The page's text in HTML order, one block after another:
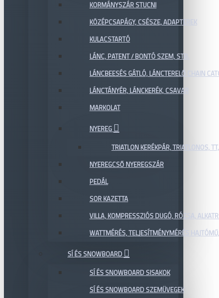
KORMÁNYSZÁR STUCNI
KÖZÉPCSAPÁGY, CSÉSZE, ADAPTEREK
KULACSTARTÓ
LÁNC, PATENT / BONTÓ SZEM, STB.
LÁNCBEESÉS GÁTLÓ, LÁNCTERELŐ CHAIN
LÁNCTÁNYÉR, LÁNCKERÉK, CSAVAR
MARKOLAT
NYEREG
TRIATLON KERÉKPÁR, TRIATLONOS,
NYEREGCSŐ NYEREGSZÁR
PEDÁL
SOR KAZETTA
VILLA, KOMPRESSZIÓS DUGÓ, RÓZSA,
WATTMÉRÉS, TELJESÍTMÉNYMÉRÉS
SÍ ÉS SNOWBOARD
SÍ ÉS SNOWBOARD SISAKOK
SÍ ÉS SNOWBOARD SZEMÜVEGEK